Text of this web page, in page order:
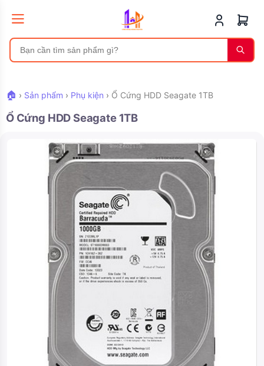
🏠 › Sản phẩm › Phụ kiện › Ổ Cứng HDD Seagate 1TB
Ổ Cứng HDD Seagate 1TB